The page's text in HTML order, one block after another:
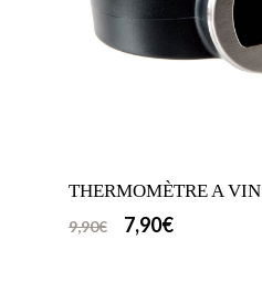
THERMOMÈTRE A VIN
9,90€ 7,90€